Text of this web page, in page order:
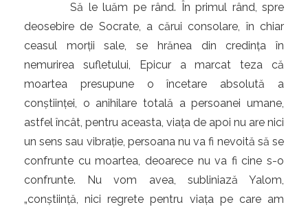
Să le luăm pe rând. În primul rând, spre
deosebire de Socrate, a cărui consolare, în chiar
ceasul morții sale, se hrănea din credința în
nemurirea sufletului, Epicur a marcat teza că
moartea presupune o încetare absolută a
conștiinței, o anihilare totală a persoanei umane,
astfel încât, pentru aceasta, viața de apoi nu are nici
un sens sau vibrație, persoana nu va fi nevoită să se
confrunte cu moartea, deoarece nu va fi cine s-o
confrunte. Nu vom avea, subliniază Yalom,
„conștiință, nici regrete pentru viața pe care am